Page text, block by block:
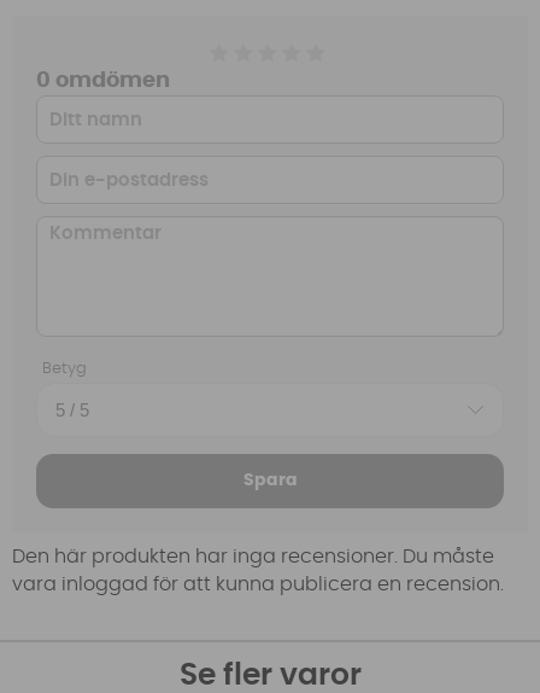
0 omdömen
Betyg
Spara
Den här produkten har inga recensioner. Du måste
vara inloggad för att kunna publicera en recension.
Se fler varor